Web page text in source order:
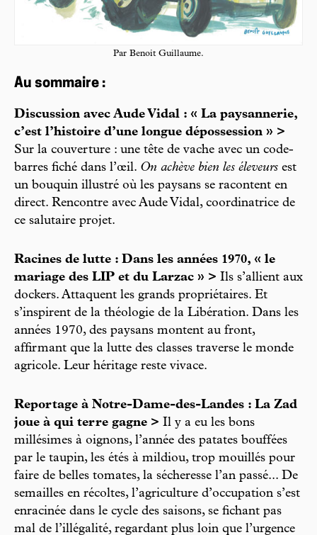
Par Benoit Guillaume.
Au sommaire :
Discussion avec Aude Vidal : « La paysannerie,
c’est l’histoire d’une longue dépossession » >
Sur la couverture : une tête de vache avec un code-
barres fiché dans l’œil. On achève bien les éleveurs est
un bouquin illustré où les paysans se racontent en
direct. Rencontre avec Aude Vidal, coordinatrice de
ce salutaire projet.
Racines de lutte : Dans les années 1970, « le
mariage des LIP et du Larzac » > Ils s’allient aux
dockers. Attaquent les grands propriétaires. Et
s’inspirent de la théologie de la Libération. Dans les
années 1970, des paysans montent au front,
affirmant que la lutte des classes traverse le monde
agricole. Leur héritage reste vivace.
Reportage à Notre-Dame-des-Landes : La Zad
joue à qui terre gagne > Il y a eu les bons
millésimes à oignons, l’année des patates bouffées
par le taupin, les étés à mildiou, trop mouillés pour
faire de belles tomates, la sécheresse l’an passé... De
semailles en récoltes, l’agriculture d’occupation s’est
enracinée dans le cycle des saisons, se fichant pas
mal de l’illégalité, regardant plus loin que l’urgence